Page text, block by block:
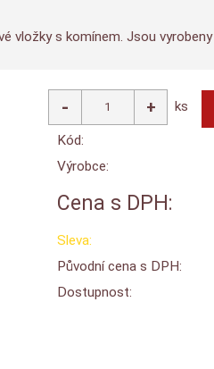
vložky s komínem. Jsou
ks
Kód:
Výrobce:
Cena s DPH:
Sleva:
Původní cena s DPH:
Dostupnost: